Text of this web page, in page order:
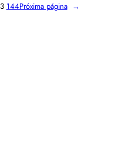
144Próxima página →